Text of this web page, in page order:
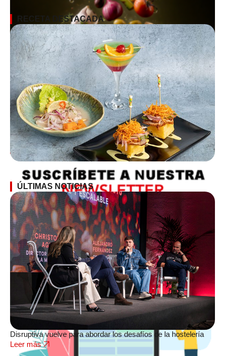
SUSCRÍBETE A LA NEWSLETTER
RECETA DESTACADA
ÚLTIMAS NOTICIAS
Disruptiva vuelve para abordar los desafíos de la hostelería
Leer más